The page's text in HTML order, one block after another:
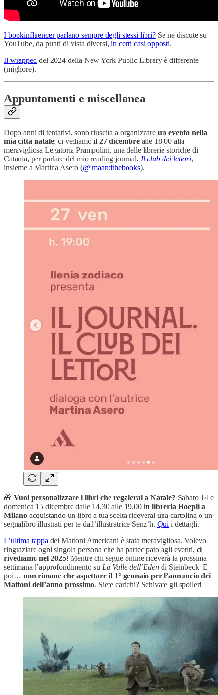
I bookinfluencer parlano sempre degli stessi libri? Se ne discute su
YouTube, da punti di vista diversi, in certi casi opposti.
Il wrapped del 2024 della New York Public Library è differente
(migliore).
Appuntamenti e miscellanea
Dopo anni di tentativi, sono riuscita a organizzare un evento nella
mia città natale: ci vediamo il 27 dicembre alle 18:00 alla
meravigliosa Legatoria Prampolini, una delle librerie storiche di
Catania, per parlare del mio reading journal, Il club dei lettori,
insieme a Martina Asero (@imaandthebooks).
🎁 Vuoi personalizzare i libri che regalerai a Natale? Sabato 14 e
domenica 15 dicembre dalle 14.30 alle 19.00 in libreria Hoepli a
Milano acquistando un libro a tua scelta riceverai una cartolina o un
segnalibro illustrati per te dall’illustratrice Senz’h. Qui i dettagli.
L’ultima tappa dei Mattoni Americani è stata meravigliosa. Volevo
ringraziare ogni singola persona che ha partecipato agli eventi, ci
rivediamo nel 2025! Mentre chi segue online riceverà la prossima
settimana l’approfondimento su La Valle dell’Eden di Steinbeck. E
poi… non rimane che aspettare il 1° gennaio per l’annuncio dei
Mattoni dell’anno prossimo. Siete carichi? Schivate gli spoiler!